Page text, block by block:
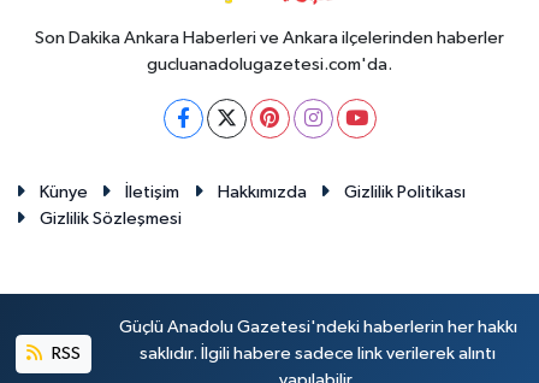
Son Dakika Ankara Haberleri ve Ankara ilçelerinden haberler
gucluanadolugazetesi.com'da.
Künye İletişim Hakkımızda
Gizlilik Politikası
Gizlilik Sözleşmesi
RSS
Güçlü Anadolu Gazetesi'ndeki haberlerin her hakkı
saklıdır. İlgili habere sadece link verilerek alıntı